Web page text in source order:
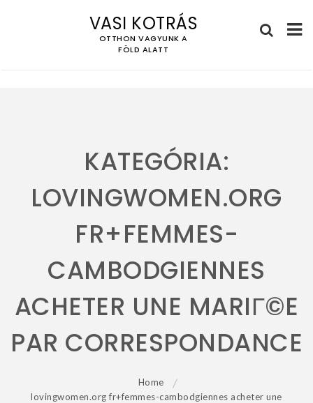
VASI KOTRÁS
OTTHON VAGYUNK A
FÖLD ALATT
KATEGÓRIA:
LOVINGWOMEN.ORG
FR+FEMMES-
CAMBODGIENNES
ACHETER UNE MARIГ©E
PAR CORRESPONDANCE
Home
lovingwomen.org fr+femmes-cambodgiennes acheter une